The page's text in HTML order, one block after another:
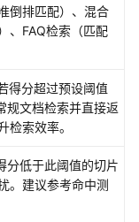
倒排匹配）、混合
、FAQ检索（匹配
得分超过预设阈值
规文档检索并直接返
检索效率。
分低于此阈值的切片
。建议参考命中测